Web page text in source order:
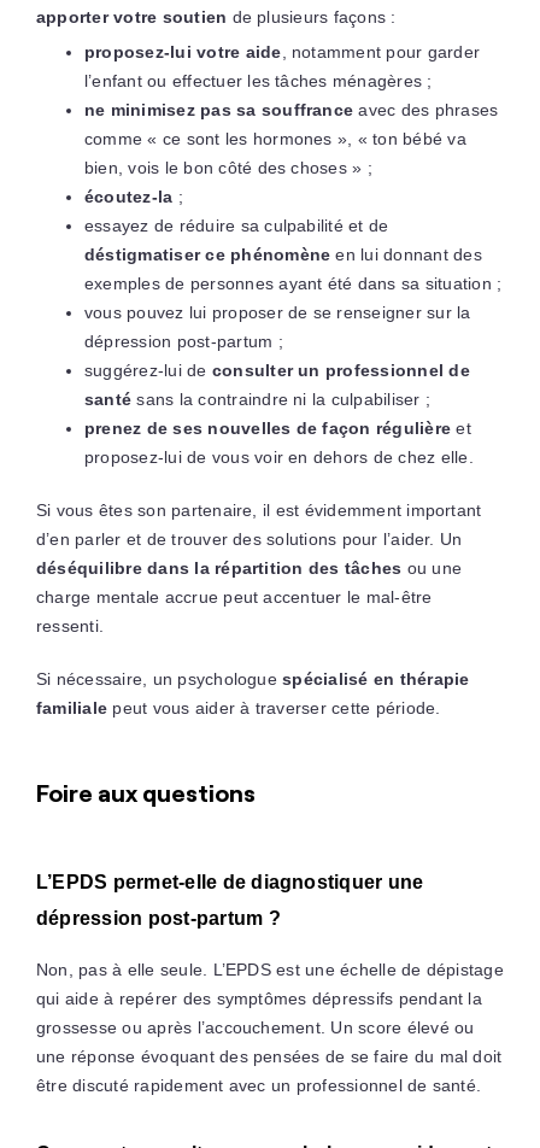
apporter votre soutien de plusieurs façons :
proposez-lui votre aide, notamment pour garder
l’enfant ou effectuer les tâches ménagères ;
ne minimisez pas sa souffrance avec des phrases
comme « ce sont les hormones », « ton bébé va
bien, vois le bon côté des choses » ;
écoutez-la ;
essayez de réduire sa culpabilité et de
déstigmatiser ce phénomène en lui donnant des
exemples de personnes ayant été dans sa situation ;
vous pouvez lui proposer de se renseigner sur la
dépression post-partum ;
suggérez-lui de consulter un professionnel de
santé sans la contraindre ni la culpabiliser ;
prenez de ses nouvelles de façon régulière et
proposez-lui de vous voir en dehors de chez elle.
Si vous êtes son partenaire, il est évidemment important
d’en parler et de trouver des solutions pour l’aider. Un
déséquilibre dans la répartition des tâches ou une
charge mentale accrue peut accentuer le mal-être
ressenti.
Si nécessaire, un psychologuespécialisé en thérapie
familiale peut vous aider à traverser cette période.
Foire aux questions
L’EPDS permet-elle de diagnostiquer une
dépression post-partum ?
Non, pas à elle seule. L’EPDS est une échelle de dépistage
qui aide à repérer des symptômes dépressifs pendant la
grossesse ou après l’accouchement. Un score élevé ou
une réponse évoquant des pensées de se faire du mal doit
être discuté rapidement avec un professionnel de santé.